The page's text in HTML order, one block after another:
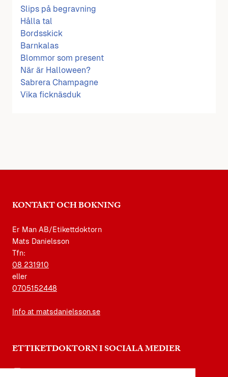
Slips på begravning
Hålla tal
Bordsskick
Barnkalas
Blommor som present
När är Halloween?
Sabrera Champagne
Vika ficknäsduk
KONTAKT OCH BOKNING
Er Man AB/Etikettdoktorn
Mats Danielsson
Tfn:
08 231910
eller
0705152448
Info at matsdanielsson.se
ETTIKETDOKTORN I SOCIALA MEDIER